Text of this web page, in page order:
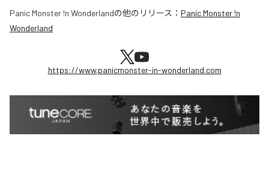
Panic Monster !n Wonderlandの他のリリース： Panic Monster !n
Wonderland
https://www.panicmonster-in-wonderland.com